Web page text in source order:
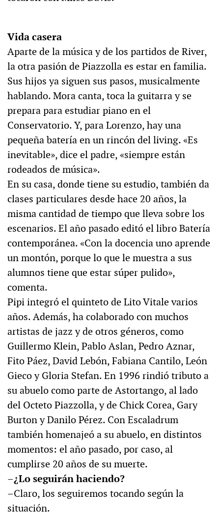
Vida casera
Aparte de la música y de los partidos de River,
la otra pasión de Piazzolla es estar en familia.
Sus hijos ya siguen sus pasos, musicalmente
hablando. Mora canta, toca la guitarra y se
prepara para estudiar piano en el
Conservatorio. Y, para Lorenzo, hay una
pequeña batería en un rincón del living. «Es
inevitable», dice el padre, «siempre están
rodeados de música».
En su casa, donde tiene su estudio, también da
clases particulares desde hace 20 años, la
misma cantidad de tiempo que lleva sobre los
escenarios. El año pasado editó el libro Batería
contemporánea. «Con la docencia uno aprende
un montón, porque lo que le muestra a sus
alumnos tiene que estar súper pulido»,
comenta.
Pipi integró el quinteto de Lito Vitale varios
años. Además, ha colaborado con muchos
artistas de jazz y de otros géneros, como
Guillermo Klein, Pablo Aslan, Pedro Aznar,
Fito Páez, David Lebón, Fabiana Cantilo, León
Gieco y Gloria Stefan. En 1996 rindió tributo a
su abuelo como parte de Astortango, al lado
del Octeto Piazzolla, y de Chick Corea, Gary
Burton y Danilo Pérez. Con Escaladrum
también homenajeó a su abuelo, en distintos
momentos: el año pasado, por caso, al
cumplirse 20 años de su muerte.
–¿Lo seguirán haciendo?
–Claro, los seguiremos tocando según la
situación.